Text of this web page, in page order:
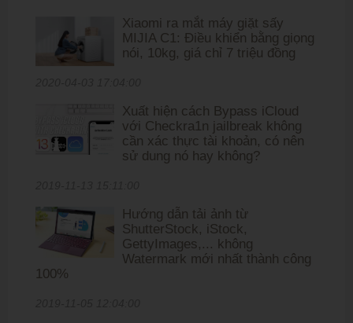
Xiaomi ra mắt máy giặt sấy
MIJIA C1: Điều khiển bằng giọng
nói, 10kg, giá chỉ 7 triệu đồng
Xuất hiện cách Bypass iCloud
với Checkra1n jailbreak không
cần xác thực tài khoản, có nên
sử dung nó hay không?
Hướng dẫn tải ảnh từ
ShutterStock, iStock,
GettyImages,... không
Watermark mới nhất thành công
100%